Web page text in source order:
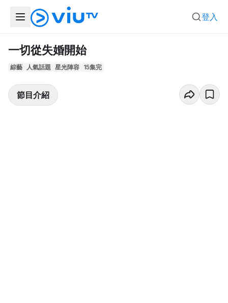
登入
一切從失婚開始
綜藝 人氣話題 星光陣容 15集完
節目介紹